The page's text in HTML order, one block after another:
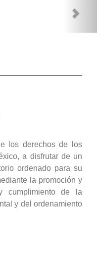
los derechos de los
a disfrutar de un
ordenado para su
la promoción y
cumplimiento de la
y del ordenamiento